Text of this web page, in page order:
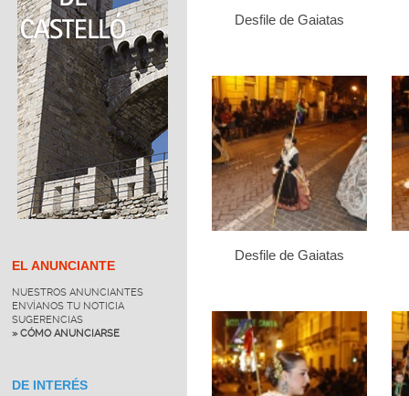
EL ANUNCIANTE
NUESTROS ANUNCIANTES
ENVÍANOS TU NOTICIA
SUGERENCIAS
» CÓMO ANUNCIARSE
DE INTERÉS
Desfile de Gaiatas
Desfile de Gaiatas